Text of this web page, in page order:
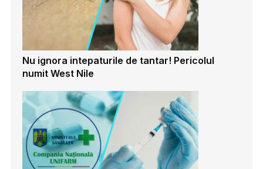
Nu ignora intepaturile de tantar! Pericolul
numit West Nile